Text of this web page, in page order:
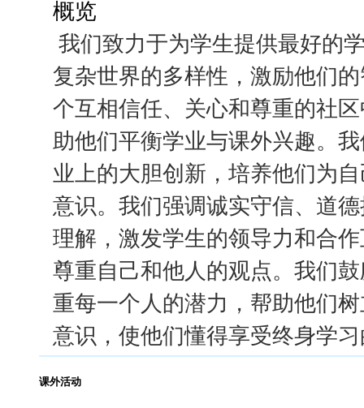
概览
我们致力于为学生提供最好的
复杂世界的多样性，激励他们
个互相信任、关心和尊重的社
助他们平衡学业与课外兴趣。
业上的大胆创新，培养他们为
意识。我们强调诚实守信、道
理解，激发学生的领导力和合
尊重自己和他人的观点。我们
重每一个人的潜力，帮助他们
意识，使他们懂得享受终身学
课外活动